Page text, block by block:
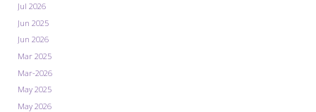
Jul 2026
Jun 2025
Jun 2026
Mar 2025
Mar-2026
May 2025
May 2026